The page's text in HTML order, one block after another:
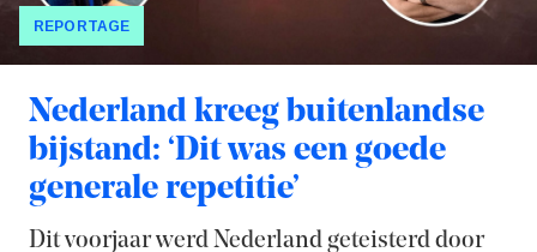
REPORTAGE
Nederland kreeg buitenlandse
bijstand: ‘Dit was een goede
generale repetitie’
Dit voorjaar werd Nederland geteisterd door